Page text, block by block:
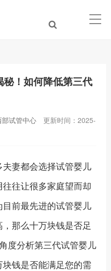
！如何降低第三代
部试管中心
更新时间：2025-
妻都会选择试管婴儿
往让很多家庭望而却
目前最先进的试管婴儿
那么十万块钱是否足
度分析第三代试管婴儿
钱是否能满足您的需